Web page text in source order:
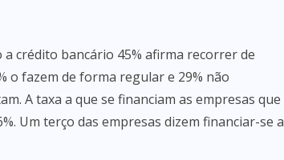
crédito bancário 45% afirma recorrer de
o fazem de forma regular e 29% não
A taxa a que se financiam as empresas que
Um terço das empresas dizem financiar-se a